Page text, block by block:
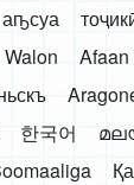
аҧсуа
Walon
한국어